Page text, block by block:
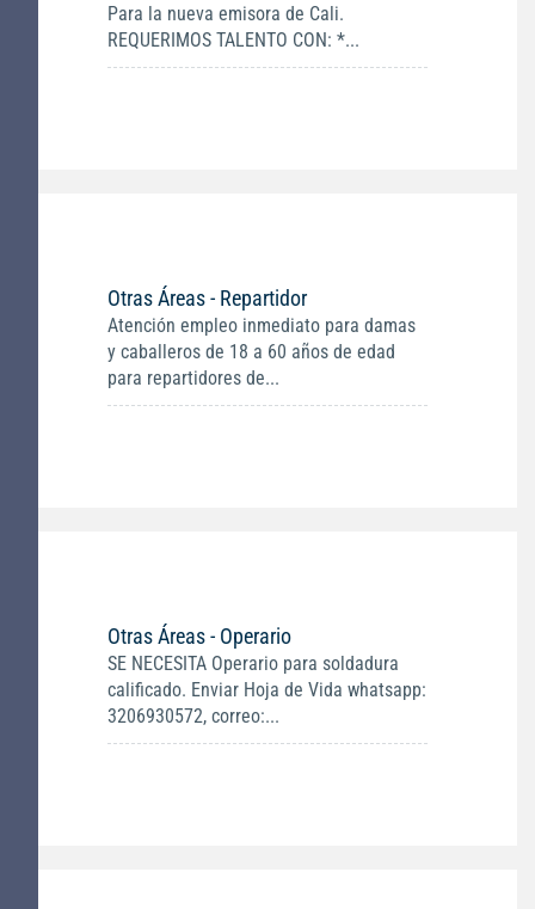
Para la nueva emisora de Cali.
REQUERIMOS TALENTO CON: *...
Otras Áreas - Repartidor
Atención empleo inmediato para damas
y caballeros de 18 a 60 años de edad
para repartidores de...
Otras Áreas - Operario
SE NECESITA Operario para soldadura
calificado. Enviar Hoja de Vida whatsapp:
3206930572, correo:...